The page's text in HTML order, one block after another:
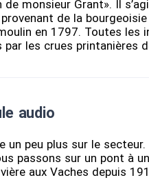
monsieur Grant». Il
de la
en 1797. Toutes les
les crues printanières
audio
un peu plus sur le
passons sur un pont à
aux Vaches depuis